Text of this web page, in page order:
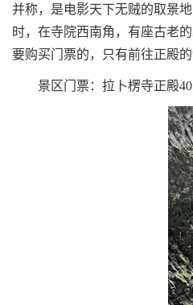
并称，是电影天下无贼的取景
时，在寺院西南角，有座古老
要购买门票的，只有前往正殿
景区门票：拉卜楞寺正殿40